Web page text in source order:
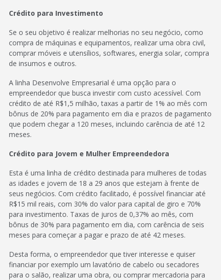
Crédito para Investimento
Se o seu objetivo é realizar melhorias no seu negócio, como
compra de máquinas e equipamentos, realizar uma obra civil,
comprar móveis e utensílios, softwares, energia solar, compra
de insumos e outros.
A linha Desenvolve Empresarial é uma opção para o
empreendedor que busca investir com custo acessível. Com
crédito de até R$1,5 milhão, taxas a partir de 1% ao mês com
bônus de 20% para pagamento em dia e prazos de pagamento
que podem chegar a 120 meses, incluindo carência de até 12
meses.
Crédito para Jovem e Mulher Empreendedora
Esta é uma linha de crédito destinada para mulheres de todas
as idades e jovem de 18 a 29 anos que estejam à frente de
seus negócios. Com crédito facilitado, é possível financiar até
R$15 mil reais, com 30% do valor para capital de giro e 70%
para investimento. Taxas de juros de 0,37% ao mês, com
bônus de 30% para pagamento em dia, com carência de seis
meses para começar a pagar e prazo de até 42 meses.
Desta forma, o empreendedor que tiver interesse e quiser
financiar por exemplo um lavatório de cabelo ou secadores
para o salão, realizar uma obra, ou comprar mercadoria para